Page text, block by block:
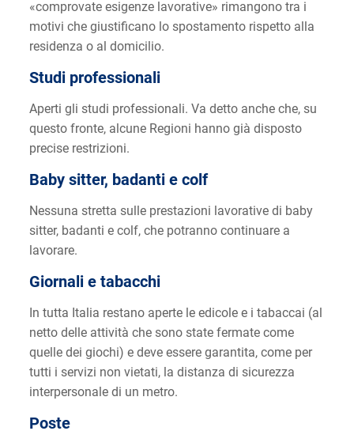
«comprovate esigenze lavorative» rimangono tra i
motivi che giustificano lo spostamento rispetto alla
residenza o al domicilio.
Studi professionali
Aperti gli studi professionali. Va detto anche che, su
questo fronte, alcune Regioni hanno già disposto
precise restrizioni.
Baby sitter, badanti e colf
Nessuna stretta sulle prestazioni lavorative di baby
sitter, badanti e colf, che potranno continuare a
lavorare.
Giornali e tabacchi
In tutta Italia restano aperte le edicole e i tabaccai (al
netto delle attività che sono state fermate come
quelle dei giochi) e deve essere garantita, come per
tutti i servizi non vietati, la distanza di sicurezza
interpersonale di un metro.
Poste